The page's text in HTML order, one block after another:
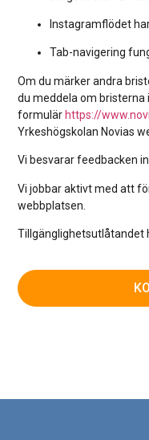
Instagramflödet
Tab-navigering
Om du märker andra
du meddela om bristerna
formulär https://
Yrkeshögskolan Novias
Vi besvarar feedbacken
Vi jobbar aktivt med att
webbplatsen.
Tillgänglighetsutlåtandet